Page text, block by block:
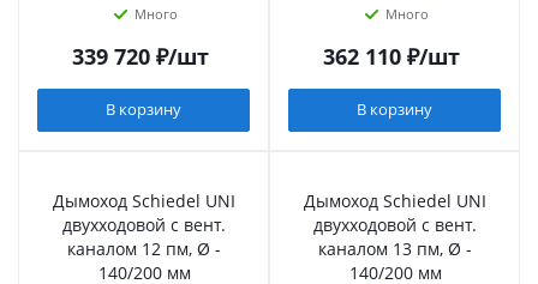
Много
339 720₽/шт
В корзину
Много
362 110₽/шт
В корзину
Дымоход Schiedel UNI
двухходовой с вент.
каналом 12 пм, Ø -
140/200 мм
Дымоход Schiedel UNI
двухходовой с вент.
каналом 13 пм, Ø -
140/200 мм